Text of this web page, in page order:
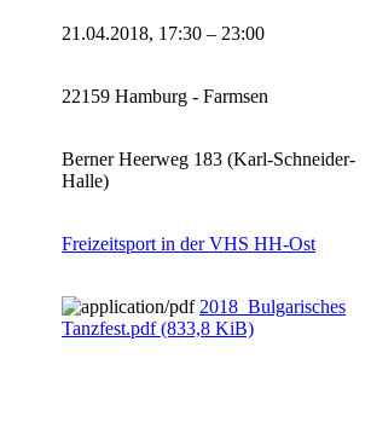
21.04.2018, 17:30 – 23:00
22159 Hamburg - Farmsen
Berner Heerweg 183 (Karl-Schneider-
Halle)
Freizeitsport in der VHS HH-Ost
2018_Bulgarisches
Tanzfest.pdf(833,8 KiB)